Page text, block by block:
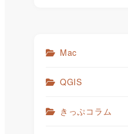
Mac
QGIS
きっぷコラム